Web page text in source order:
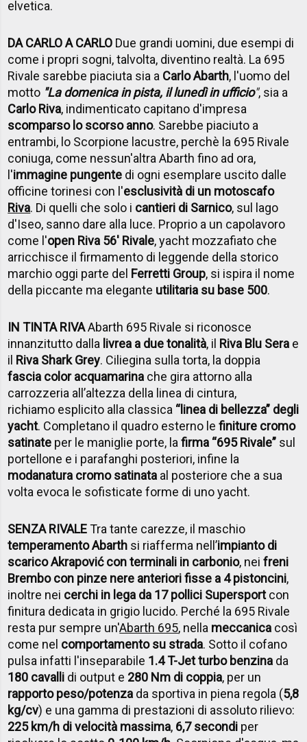
elvetica.
DA CARLO A CARLO Due grandi uomini, due esempi di
come i propri sogni, talvolta, diventino realtà. La 695
Rivale sarebbe piaciuta sia a Carlo Abarth, l'uomo del
motto "La domenica in pista, il lunedì in ufficio", sia a
Carlo Riva, indimenticato capitano d'impresa
scomparso lo scorso anno. Sarebbe piaciuto a
entrambi, lo Scorpione lacustre, perchè la 695 Rivale
coniuga, come nessun'altra Abarth fino ad ora,
l'immagine pungente di ogni esemplare uscito dalle
officine torinesi con l'esclusività di un motoscafo
Riva. Di quelli che solo i cantieri di Sarnico, sul lago
d'Iseo, sanno dare alla luce. Proprio a un capolavoro
come l'open Riva 56' Rivale, yacht mozzafiato che
arricchisce il firmamento di leggende della storico
marchio oggi parte del Ferretti Group, si ispira il nome
della piccante ma elegante utilitaria su base 500.
IN TINTA RIVAAbarth 695 Rivale si riconosce
innanzitutto dalla livrea a due tonalità, il Riva Blu Sera e
il Riva Shark Grey. Ciliegina sulla torta, la doppia
fascia color acquamarina che gira attorno alla
carrozzeria all’altezza della linea di cintura,
richiamo esplicito alla classica “linea di bellezza” degli
yacht. Completano il quadro esterno lefiniture cromo
satinate per le maniglie porte, lafirma “695 Rivale” sul
portellone e i parafanghi posteriori, infine la
modanatura cromo satinata al posteriore che a sua
volta evoca le sofisticate forme di uno yacht.
SENZA RIVALETra tante carezze, il maschio
temperamento Abarth si riafferma nell’impianto di
scarico Akrapović con terminali in carbonio, neifreni
Brembo con pinze nere anteriori fisse a 4 pistoncini,
inoltre nei cerchi in lega da 17 pollici Supersportcon
finitura dedicata in grigio lucido. Perché la 695 Rivale
resta pur sempre un'Abarth 695, nella meccanica così
come nel comportamento su strada. Sotto il cofano
pulsa infatti l'inseparabile 1.4 T-Jet turbo benzina da
180 cavalli di output e 280 Nm di coppia, per un
rapporto peso/potenza da sportiva in piena regola (5,8
kg/cv) e una gamma di prestazioni di assoluto rilievo:
225 km/h di velocità massima, 6,7 secondi per